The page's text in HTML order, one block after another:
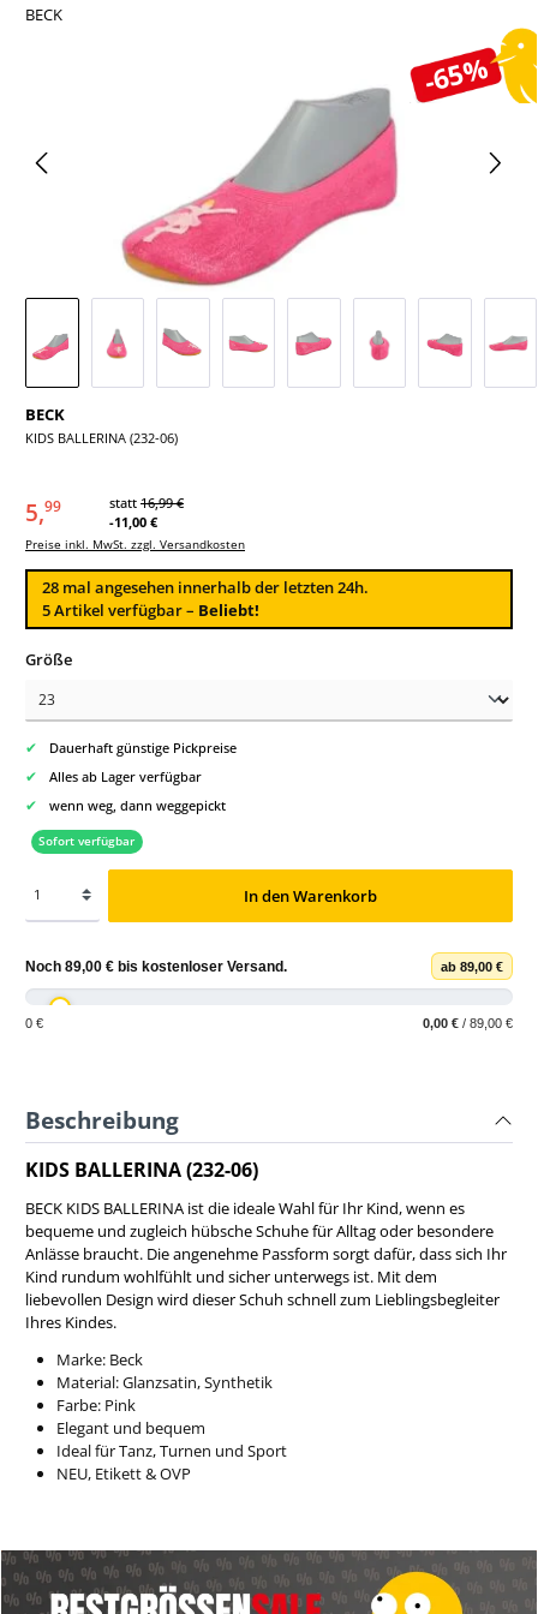
-65%
BECK
KIDS BALLERINA (232-06)
BECK
5,99 statt 16,99 €
-11,00 €
Preise inkl. MwSt. zzgl. Versandkosten
28 mal angesehen innerhalb der letzten 24h.
5 Artikel verfügbar – Beliebt!
Größeauswählen
✔ Dauerhaft günstige Pickpreise
✔ Alles ab Lager verfügbar
✔ wenn weg, dann weggepickt
Sofort verfügbar
In den Warenkorb
Noch 89,00 € bis kostenloser Versand. ab 89,00 €
0 € 0,00 € / 89,00 €
Beschreibung
KIDS BALLERINA (232-06)
BECK KIDS BALLERINA ist die ideale Wahl für Ihr Kind, wenn es
bequeme und zugleich hübsche Schuhe für Alltag oder besondere
Anlässe braucht. Die angenehme Passform sorgt dafür, dass sich Ihr
Kind rundum wohlfühlt und sicher unterwegs ist. Mit dem
liebevollen Design wird dieser Schuh schnell zum Lieblingsbegleiter
Ihres Kindes.
Marke: Beck
Material: Glanzsatin, Synthetik
Farbe: Pink
Elegant und bequem
Ideal für Tanz, Turnen und Sport
NEU, Etikett & OVP